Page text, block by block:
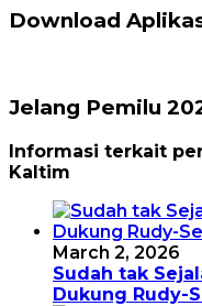
Download
Jelang Pemilu
Informasi terkait
Kaltim
March 2, 2026
Sudah tak
Dukung Rudy-